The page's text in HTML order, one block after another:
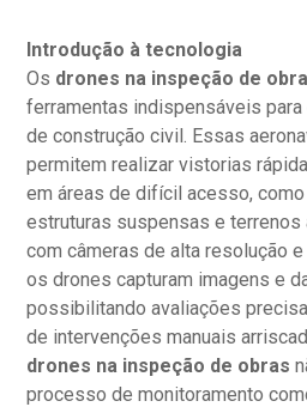
Introdução à tecnologia
Os drones na inspeção de
ferramentas indispensáveis
de construção civil. Essas
permitem realizar vistorias
em áreas de difícil acesso,
estruturas suspensas e terrenos
com câmeras de alta resolução
os drones capturam imagens e
possibilitando avaliações
de intervenções manuais
drones na inspeção de obras
processo de monitoramento